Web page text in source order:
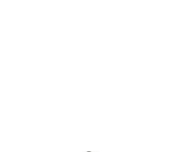
vnitřním i venkovním
3D knit Podšívka: